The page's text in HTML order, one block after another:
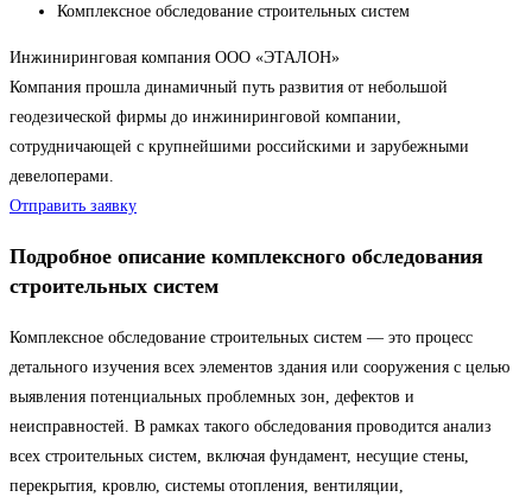
Комплексное обследование строительных систем
Инжиниринговая компания ООО «ЭТАЛОН»
Компания прошла динамичный путь развития от небольшой
геодезической фирмы до инжиниринговой компании,
сотрудничающей с крупнейшими российскими и зарубежными
девелоперами.
Отправить заявку
Подробное описание комплексного обследования
строительных систем
Комплексное обследование строительных систем — это процесс
детального изучения всех элементов здания или сооружения с целью
выявления потенциальных проблемных зон, дефектов и
неисправностей. В рамках такого обследования проводится анализ
всех строительных систем, включая фундамент, несущие стены,
перекрытия, кровлю, системы отопления, вентиляции,